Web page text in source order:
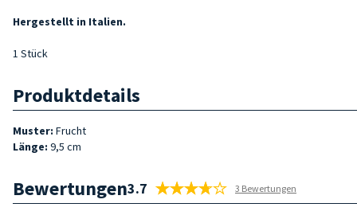
Hergestellt in Italien.
1 Stück
Produktdetails
Muster: Frucht
Länge: 9,5 cm
Bewertungen3.7 3 Bewertungen